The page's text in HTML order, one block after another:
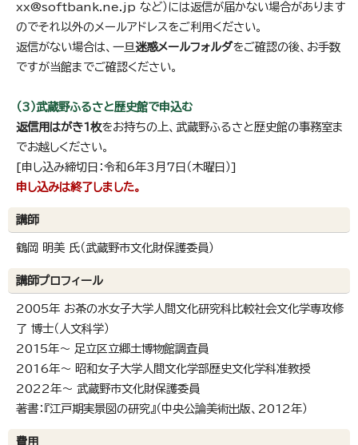
xx@softbank.ne.jp など）には返信が届かない場合があります
のでそれ以外のメールアドレスをご利用ください。
返信がない場合は、一旦迷惑メールフォルダをご確認の後、お手数
ですが当館までご確認ください。
（3）武蔵野ふるさと歴史館で申込む
返信用はがき1枚をお持ちの上、武蔵野ふるさと歴史館の事務室ま
でお越しください。
[申し込み締切日：令和6年3月7日（木曜日）]
申し込みは終了しました。
講師
鶴岡 明美 氏（武蔵野市文化財保護委員）
講師プロフィール
2005年 お茶の水女子大学人間文化研究科比較社会文化学専攻修
了 博士（人文科学）
2015年～ 足立区立郷土博物館調査員
2016年～ 昭和女子大学人間文化学部歴史文化学科准教授
2022年～ 武蔵野市文化財保護委員
著書：『江戸期実景図の研究』（中央公論美術出版、2012年）
費用